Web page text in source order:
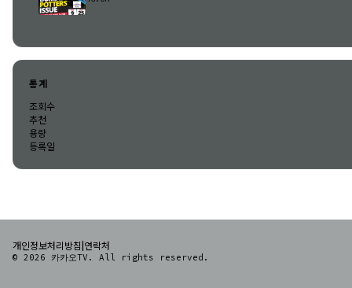
통계
조회수
추천
용량
등록일
개인정보처리방침 연락처
© 2026 카카오TV. All rights reserved.